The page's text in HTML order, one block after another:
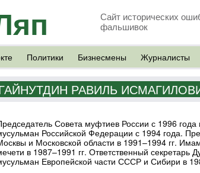
Сайт исторических
фальшивок
Политики Бизнесмены Журналисты
РАВИЛЬ
Совета муфтиев России с 1996 года
Российской Федерации с 1994 года.
и Московской области в 1991–1994 гг.
в 1987–1991 гг. Ответственный секретарь
Европейской части СССР и Сибири в